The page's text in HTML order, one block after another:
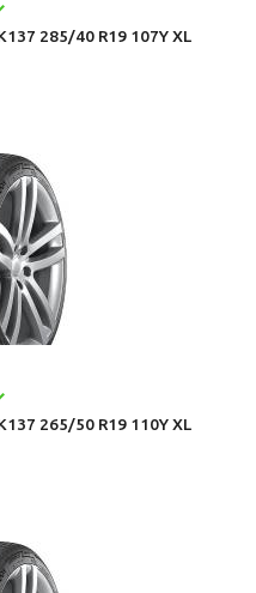
285/40 R19 107Y XL
265/50 R19 110Y XL